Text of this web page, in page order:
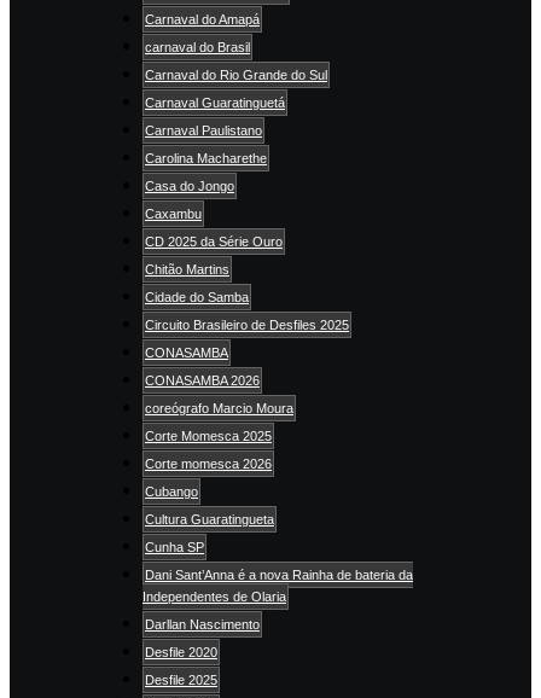
Carnaval do Amapá
carnaval do Brasil
Carnaval do Rio Grande do Sul
Carnaval Guaratinguetá
Carnaval Paulistano
Carolina Macharethe
Casa do Jongo
Caxambu
CD 2025 da Série Ouro
Chitão Martins
Cidade do Samba
Circuito Brasileiro de Desfiles 2025
CONASAMBA
CONASAMBA 2026
coreógrafo Marcio Moura
Corte Momesca 2025
Corte momesca 2026
Cubango
Cultura Guaratingueta
Cunha SP
Dani Sant’Anna é a nova Rainha de bateria da
Independentes de Olaria
Darllan Nascimento
Desfile 2020
Desfile 2025